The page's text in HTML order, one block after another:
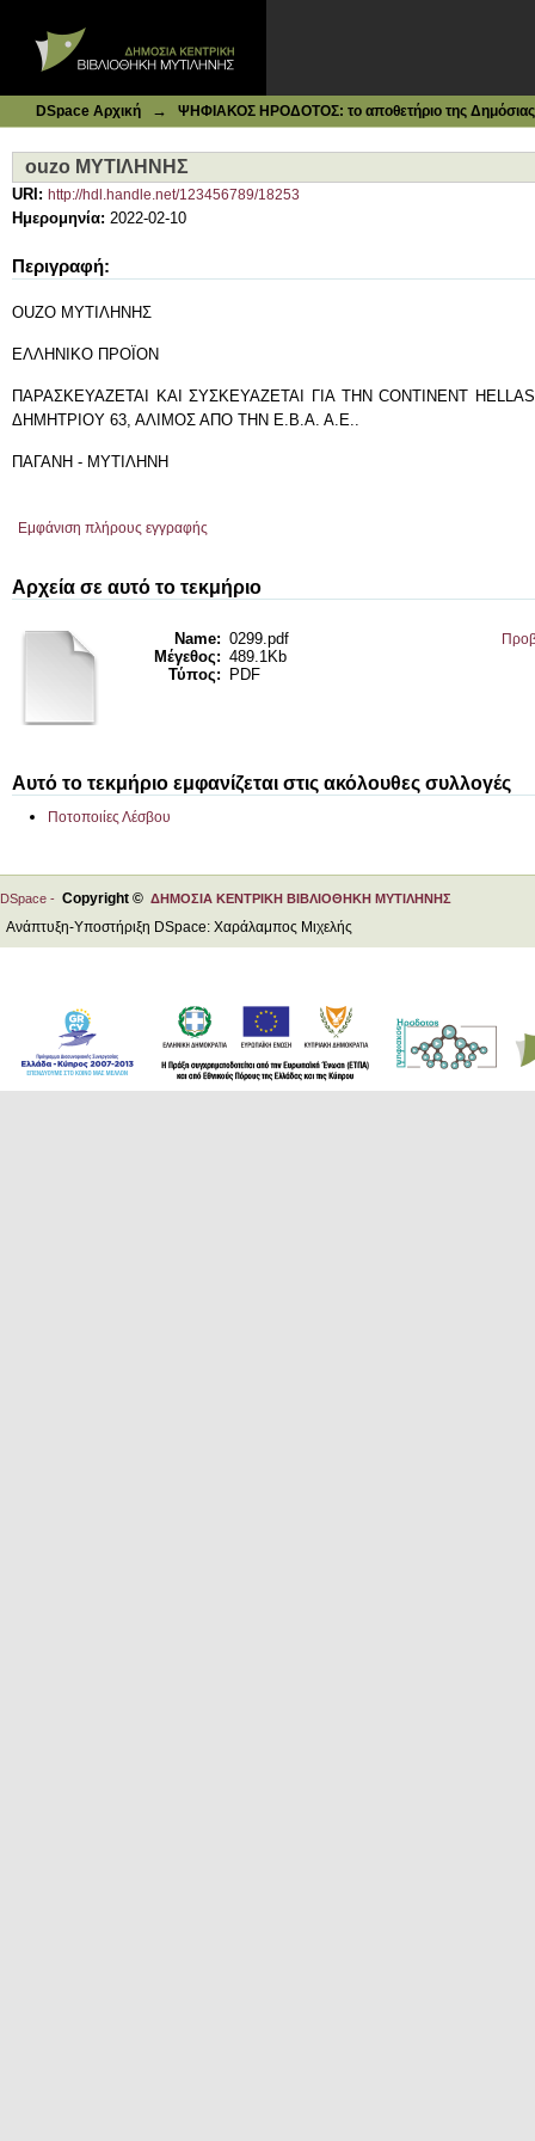
DSpace Αρχική → ΨΗΦΙΑΚΟΣ ΗΡΟΔΟΤΟΣ: το αποθετήριο της Δημόσιας
ouzo ΜΥΤΙΛΗΝΗΣ
URI: http://hdl.handle.net/123456789/18253
Ημερομηνία: 2022-02-10
Περιγραφή:
OUZO ΜΥΤΙΛΗΝΗΣ
ΕΛΛΗΝΙΚΟ ΠΡΟΪΟΝ
ΠΑΡΑΣΚΕΥΑΖΕΤΑΙ ΚΑΙ ΣΥΣΚΕΥΑΖΕΤΑΙ ΓΙΑ ΤΗΝ CONTINENT
ΔΗΜΗΤΡΙΟΥ 63, ΑΛΙΜΟΣ ΑΠΟ ΤΗΝ Ε.Β.Α. Α.Ε..
ΠΑΓΑΝΗ - ΜΥΤΙΛΗΝΗ
Εμφάνιση πλήρους εγγραφής
Αρχεία σε αυτό το τεκμήριο
Name: 0299.pdf
Μέγεθος: 489.1Kb
Τύπος:
PDF
Αυτό το τεκμήριο εμφανίζεται στις ακόλουθες συλλογές
Ποτοποιίες Λέσβου
DSpace - Copyright © ΔΗΜΟΣΙΑ ΚΕΝΤΡΙΚΗ ΒΙΒΛΙΟΘΗΚΗ ΜΥΤΙΛΗΝΗΣ
Ανάπτυξη-Υποστήριξη DSpace: Χαράλαμπος Μιχελής